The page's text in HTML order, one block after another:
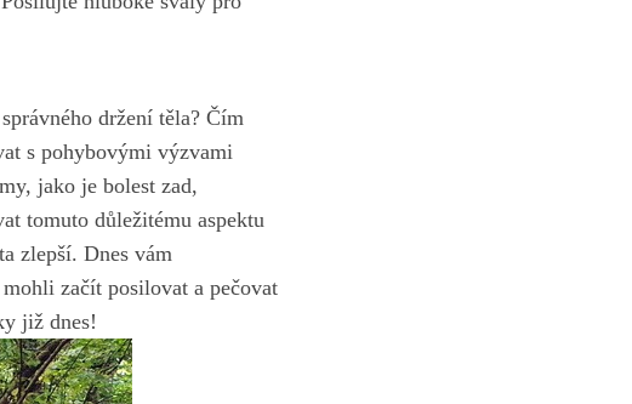
držení‍ těla? Čím
s pohybovými výzvami
jako je bolest⁣ zad,
tomuto důležitému aspektu
zlepší. Dnes vám
začít posilovat a pečovat
již dnes!